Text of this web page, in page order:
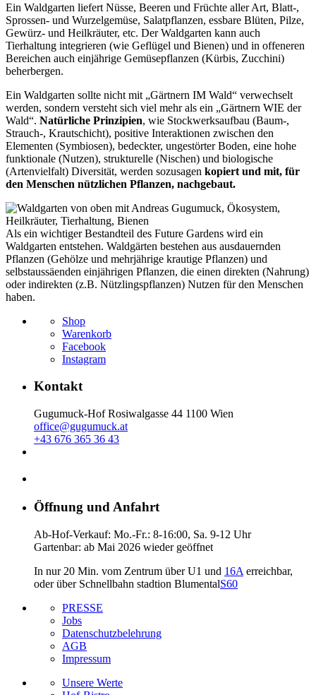
Ein Waldgarten liefert Nüsse, Beeren und Früchte aller Art, Blatt-,
Sprossen- und Wurzelgemüse, Salatpflanzen, essbare Blüten, Pilze,
Gewürz- und Heilkräuter, etc. Der Waldgarten kann auch
Tierhaltung integrieren (wie Geflügel und Bienen) und in offeneren
Bereichen auch einjährige Gemüsepflanzen (Kürbis, Zucchini)
beherbergen.
Ein Waldgarten sollte nicht mit „Gärtnern IM Wald“ verwechselt
werden, sondern versteht sich viel mehr als ein „Gärtnern WIE der
Wald“. Natürliche Prinzipien, wie Stockwerksaufbau (Baum-,
Strauch-, Krautschicht), positive Interaktionen zwischen den
Elementen (Symbiosen), bedeckter, ungestörter Boden, eine hohe
funktionale (Nutzen), strukturelle (Nischen) und biologische
(Artenvielfalt) Diversität, werden sozusagen kopiert und mit, für
den Menschen nützlichen Pflanzen, nachgebaut.
Als ein wichtiger Bestandteil des Future Gardens wird ein
Waldgarten entstehen. Waldgärten bestehen aus ausdauernden
Pflanzen (Gehölze und mehrjährige krautige Pflanzen) und
selbstaussäenden einjährigen Pflanzen, die einen direkten (Nahrung)
oder indirekten (z.B. Nützlingspflanzen) Nutzen für den Menschen
haben.
Shop
Warenkorb
Facebook
Instagram
Kontakt
Gugumuck-Hof Rosiwalgasse 44 1100 Wien
office@gugumuck.at
+43 676 365 36 43
Öffnung und Anfahrt
Ab-Hof-Verkauf: Mo.-Fr.: 8-16:00, Sa. 9-12 Uhr
Gartenbar: ab Mai 2026 wieder geöffnet
In nur 20 Min. vom Zentrum über U1 und 16A erreichbar,
oder über Schnellbahn stadtion BlumentalS60
PRESSE
Jobs
Datenschutzbelehrung
AGB
Impressum
Unsere Werte